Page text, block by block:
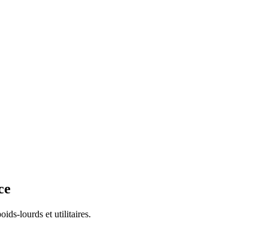
lourds et utilitaires.